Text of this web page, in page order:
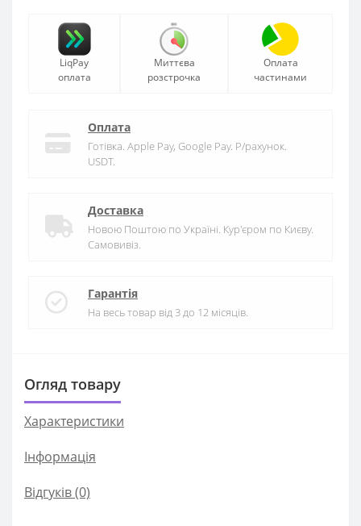
LiqPay
оплата
Миттєва
розстрочка
Оплата
частинами
Оплата
Готівка. Apple Pay, Google Pay. Р/рахунок.
USDT.
Доставка
Новою Поштою по Україні. Кур'єром по Києву.
Самовивіз.
Гарантія
На весь товар від 3 до 12 місяців.
Огляд товару
Характеристики
Iнформація
Відгуків (0)